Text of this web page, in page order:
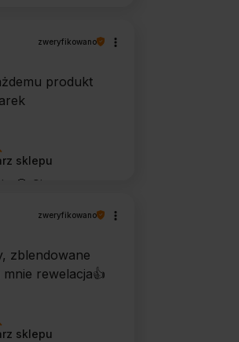
sklepu
🙂 Cieszymy
zweryfikowano
produkt
sklepu
zweryfikowano
zblendowane
rewelacja👍️